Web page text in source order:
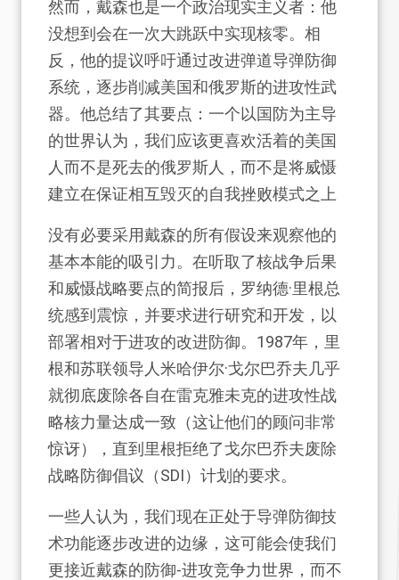
然而，戴森也是一个政治现实主义者：他
没想到会在一次大跳跃中实现核零。相
反，他的提议呼吁通过改进弹道导弹防御
系统，逐步削减美国和俄罗斯的进攻性武
器。他总结了其要点：一个以国防为主导
的世界认为，我们应该更喜欢活着的美国
人而不是死去的俄罗斯人，而不是将威慑
建立在保证相互毁灭的自我挫败模式之上
没有必要采用戴森的所有假设来观察他的
基本本能的吸引力。在听取了核战争后果
和威慑战略要点的简报后，罗纳德·里根总
统感到震惊，并要求进行研究和开发，以
部署相对于进攻的改进防御。1987年，里
根和苏联领导人米哈伊尔·戈尔巴乔夫几乎
就彻底废除各自在雷克雅未克的进攻性战
略核力量达成一致（这让他们的顾问非常
惊讶），直到里根拒绝了戈尔巴乔夫废除
战略防御倡议（SDI）计划的要求。
一些人认为，我们现在正处于导弹防御技
术功能逐步改进的边缘，这可能会使我们
更接近戴森的防御-进攻竞争力世界，而不